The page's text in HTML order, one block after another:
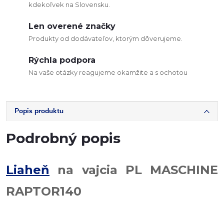
kdekoľvek na Slovensku.
Len overené značky
Produkty od dodávateľov, ktorým dôverujeme.
Rýchla podpora
Na vaše otázky reagujeme okamžite a s ochotou
Popis produktu
Podrobný popis
Liaheň na vajcia PL MASCHINE
RAPTOR140